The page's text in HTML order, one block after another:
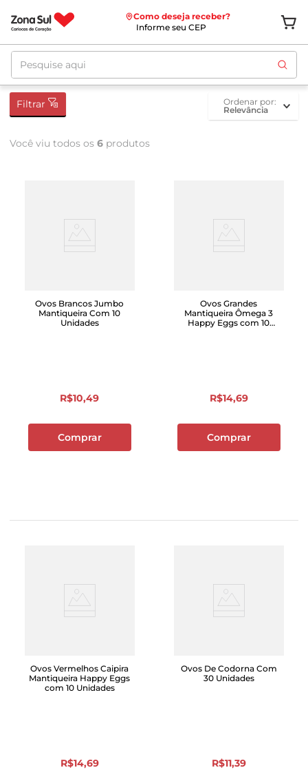
Como deseja receber?
Informe seu CEP
Pesquise aqui
Filtrar
ordenar por
Relevância
Você viu todos os 6 produtos
Ovos Brancos Jumbo
Mantiqueira Com 10
Unidades
R$10,49
Comprar
Ovos Grandes
Mantiqueira Ômega 3
Happy Eggs com 10
R$14,69
Comprar
Ovos Vermelhos Caipira
Mantiqueira Happy Eggs
com 10 Unidades
R$14,69
Ovos De Codorna Com
30 Unidades
R$11,39